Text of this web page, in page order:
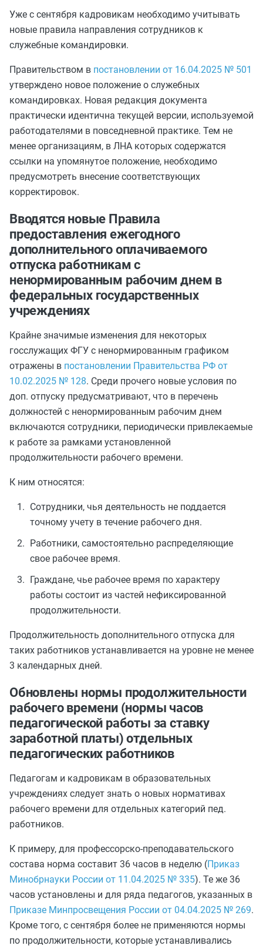
Уже с сентября кадровикам необходимо учитывать
новые правила направления сотрудников к
служебные командировки.
Правительством в постановлении от 16.04.2025 № 501
утверждено новое положение о служебных
командировках. Новая редакция документа
практически идентична текущей версии, используемой
работодателями в повседневной практике. Тем не
менее организациям, в ЛНА которых содержатся
ссылки на упомянутое положение, необходимо
предусмотреть внесение соответствующих
корректировок.
Вводятся новые Правила
предоставления ежегодного
дополнительного оплачиваемого
отпуска работникам с
ненормированным рабочим днем в
федеральных государственных
учреждениях
Крайне значимые изменения для некоторых
госслужащих ФГУ с ненормированным графиком
отражены в постановлении Правительства РФ от
10.02.2025 № 128. Среди прочего новые условия по
доп. отпуску предусматривают, что в перечень
должностей с ненормированным рабочим днем
включаются сотрудники, периодически привлекаемые
к работе за рамками установленной
продолжительности рабочего времени.
К ним относятся:
Сотрудники, чья деятельность не поддается
точному учету в течение рабочего дня.
Работники, самостоятельно распределяющие
свое рабочее время.
Граждане, чье рабочее время по характеру
работы состоит из частей нефиксированной
продолжительности.
Продолжительность дополнительного отпуска для
таких работников устанавливается на уровне не менее
3 календарных дней.
Обновлены нормы продолжительности
рабочего времени (нормы часов
педагогической работы за ставку
заработной платы) отдельных
педагогических работников
Педагогам и кадровикам в образовательных
учреждениях следует знать о новых нормативах
рабочего времени для отдельных категорий пед.
работников.
К примеру, для профессорско-преподавательского
состава норма составит 36 часов в неделю (Приказ
Минобрнауки России от 11.04.2025 № 335). Те же 36
часов установлены и для ряда педагогов, указанных в
Приказе Минпросвещения России от 04.04.2025 № 269.
Кроме того, с сентября более не применяются нормы
по продолжительности, которые устанавливались